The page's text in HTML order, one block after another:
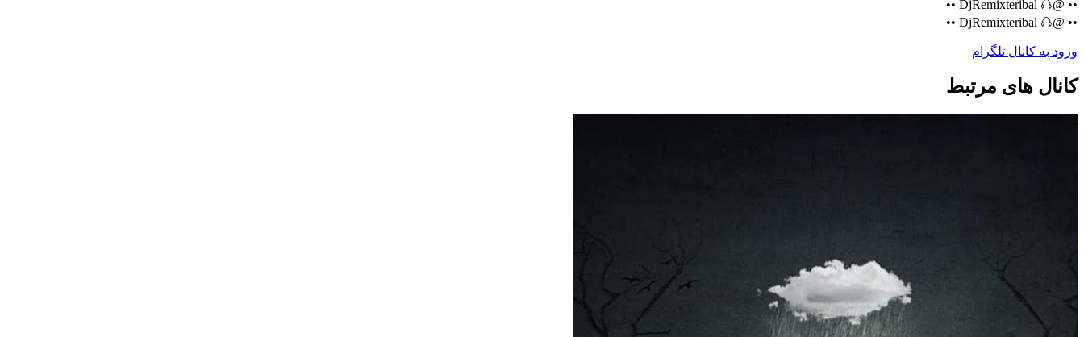
•• @DjRemixteribal 𖦤 ••
•• @DjRemixteribal 𖦤 ••
ورود به کانال تلگرام
کانال های مرتبط